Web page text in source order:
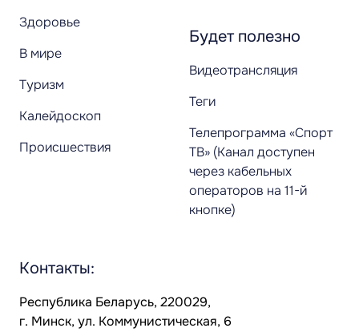
Здоровье
В мире
Туризм
Калейдоскоп
Происшествия
Будет полезно
Видеотрансляция
Теги
Телепрограмма «Спорт
ТВ» (Канал доступен
через кабельных
операторов на 11-й
кнопке)
Контакты:
Республика Беларусь, 220029,
г. Минск, ул. Коммунистическая, 6